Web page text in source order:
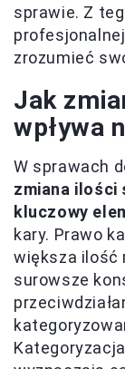
sprawie. Z
zrozumieć
Jak
wpływa
W sprawach
zmiana ilości
kluczowy
kary. Prawo
większa ilość
surowsze